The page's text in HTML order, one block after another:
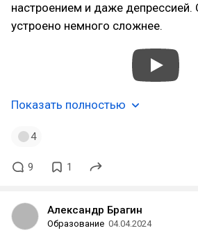
настроением и даже депрессией.
устроено немного сложнее.
Показать полностью
4
9 1
Александр Брагин
Образование 04.04.2024